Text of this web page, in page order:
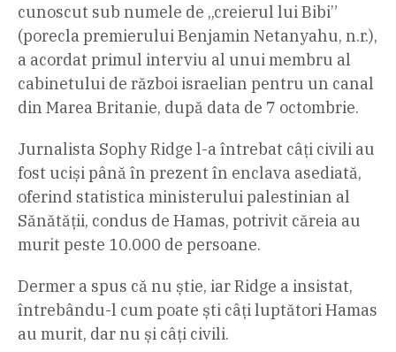
cunoscut sub numele de „creierul lui Bibi”
(porecla premierului Benjamin Netanyahu, n.r.),
a acordat primul interviu al unui membru al
cabinetului de război israelian pentru un canal
din Marea Britanie, după data de 7 octombrie.
Jurnalista Sophy Ridge l-a întrebat câți civili au
fost uciși până în prezent în enclava asediată,
oferind statistica ministerului palestinian al
Sănătății, condus de Hamas, potrivit căreia au
murit peste 10.000 de persoane.
Dermer a spus că nu știe, iar Ridge a insistat,
întrebându-l cum poate ști câți luptători Hamas
au murit, dar nu și câți civili.